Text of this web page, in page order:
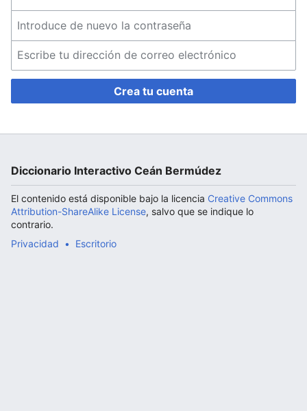
Abrir menú principal
Crea tu cuenta
Diccionario Interactivo Ceán Bermúdez
El contenido está disponible bajo la licencia Creative Commons
Attribution-ShareAlike License, salvo que se indique lo
contrario.
Privacidad
Escritorio